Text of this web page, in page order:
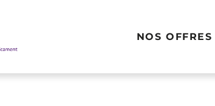
NOS OFFRES